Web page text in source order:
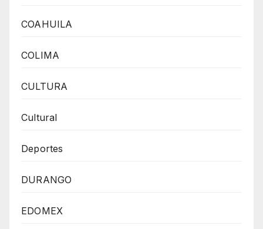
COAHUILA
COLIMA
CULTURA
Cultural
Deportes
DURANGO
EDOMEX